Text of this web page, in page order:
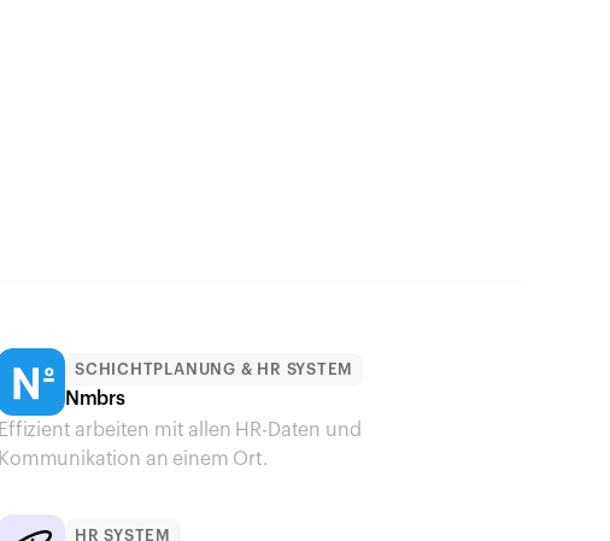
SCHICHTPLANUNG & HR SYSTEM
Nmbrs
Effizient arbeiten mit allen HR-Daten und
Kommunikation an einem Ort.
HR SYSTEM